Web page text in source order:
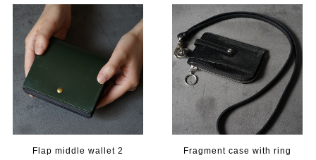
Flap middle wallet 2
Fragment case with ring